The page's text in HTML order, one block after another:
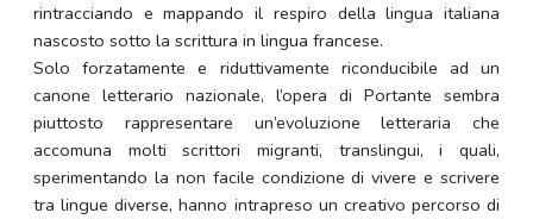
rintracciando e mappando il respiro della lingua italiana
nascosto sotto la scrittura in lingua francese.
Solo forzatamente e riduttivamente riconducibile ad un
canone letterario nazionale, l’opera di Portante sembra
piuttosto rappresentare un’evoluzione letteraria che
accomuna molti scrittori migranti, translingui, i quali,
sperimentando la non facile condizione di vivere e scrivere
tra lingue diverse, hanno intrapreso un creativo percorso di